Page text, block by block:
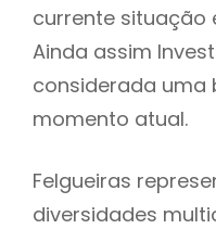
currente situação
Ainda assim
considerada uma
momento atual.
Felgueiras
diversidades